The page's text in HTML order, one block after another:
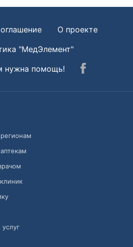
О проекте
"МедЭлемент"
нужна помощь!